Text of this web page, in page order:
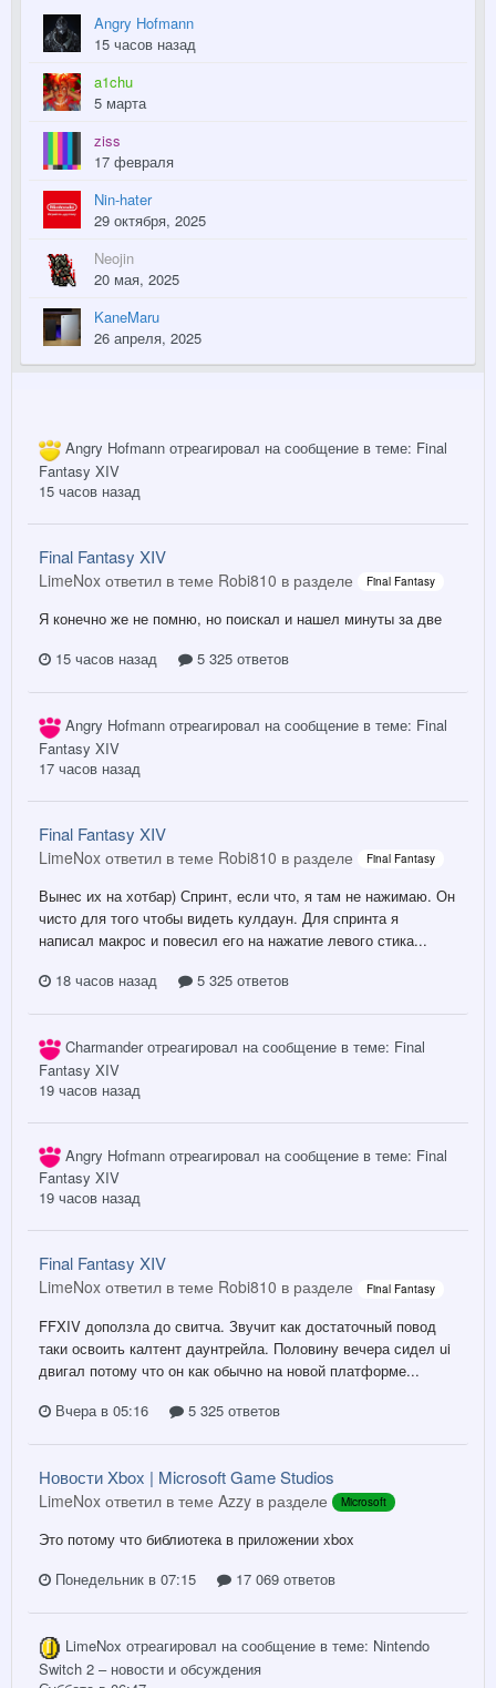
Angry Hofmann
15 часов назад
a1chu
5 марта
ziss
17 февраля
Nin-hater
29 октября, 2025
Neojin
20 мая, 2025
KaneMaru
26 апреля, 2025
Angry Hofmann отреагировал на сообщение в теме: Final
Fantasy XIV
15 часов назад
Final Fantasy XIV
LimeNox ответил в теме Robi810 в разделе Final Fantasy
Я конечно же не помню, но поискал и нашел минуты за две
15 часов назад
5 325 ответов
Angry Hofmann отреагировал на сообщение в теме: Final
Fantasy XIV
17 часов назад
Final Fantasy XIV
LimeNox ответил в теме Robi810 в разделе Final Fantasy
Вынес их на хотбар) Спринт, если что, я там не нажимаю. Он
чисто для того чтобы видеть кулдаун. Для спринта я
написал макрос и повесил его на нажатие левого стика...
18 часов назад
5 325 ответов
Charmanderотреагировал на сообщение в теме: Final
Fantasy XIV
19 часов назад
Angry Hofmann отреагировал на сообщение в теме: Final
Fantasy XIV
19 часов назад
Final Fantasy XIV
LimeNox ответил в теме Robi810 в разделе Final Fantasy
FFXIV доползла до свитча. Звучит как достаточный повод
таки освоить калтент даунтрейла. Половину вечера сидел ui
двигал потому что он как обычно на новой платформе...
Вчера в 05:16
5 325 ответов
Новости Xbox | Microsoft Game Studios
LimeNox ответил в теме Azzy в разделе Microsoft
Это потому что библиотека в приложении xbox
Понедельник в 07:15
17 069 ответов
LimeNox отреагировал на сообщение в теме: Nintendo
Switch 2 – новости и обсуждения